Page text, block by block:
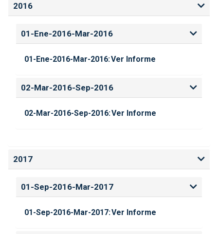
2016
01-Ene-2016-Mar-2016
01-Ene-2016-Mar-2016:Ver Informe
02-Mar-2016-Sep-2016
02-Mar-2016-Sep-2016:Ver Informe
2017
01-Sep-2016-Mar-2017
01-Sep-2016-Mar-2017:Ver Informe